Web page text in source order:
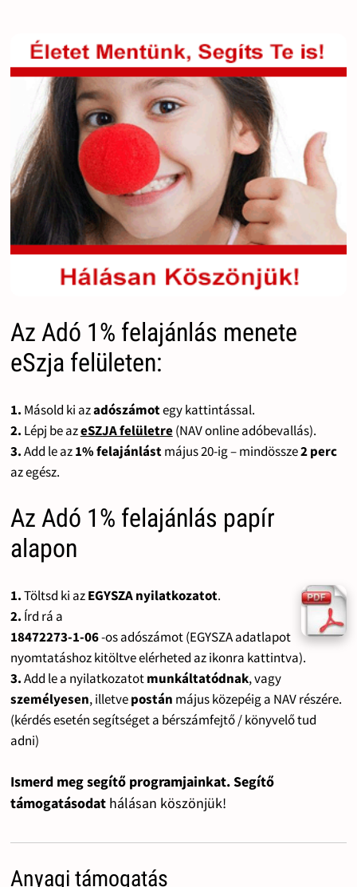
Az Adó 1% felajánlás menete
eSzja felületen:
1. Másold ki azadószámotegy kattintással.
2. Lépj be azeSZJA felületre(NAV online adóbevallás).
3.Add le az1% felajánlástmájus 20-ig – mindössze2 perc
az egész.
Az Adó 1% felajánlás papír
alapon
1.Töltsd ki azEGYSZA nyilatkozatot.
2. Írd rá a
18472273-1-06-os adószámot (EGYSZA adatlapot
nyomtatáshoz kitöltve elérheted az ikonra kattintva).
3.Add le a nyilatkozatotmunkáltatódnak, vagy
személyesen, illetvepostán május közepéig a NAV részére.
(kérdés esetén segítséget a bérszámfejtő / könyvelő tud
adni)
Ismerd meg segítő programjainkat. Segítő
támogatásodat hálásan köszönjük!
Anyagi támogatás